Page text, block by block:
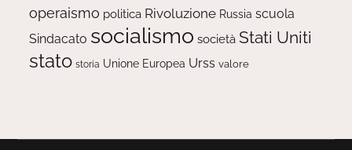
operaismo politica Rivoluzione Russia scuola
Sindacato socialismo società Stati Uniti
stato storia Unione Europea Urss valore